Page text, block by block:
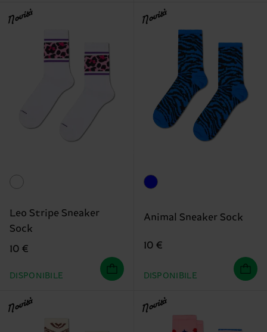
Novità
Leo Stripe Sneaker
Sock
10 €
DISPONIBILE
Novità
Animal Sneaker Sock
10 €
DISPONIBILE
Novità Novità